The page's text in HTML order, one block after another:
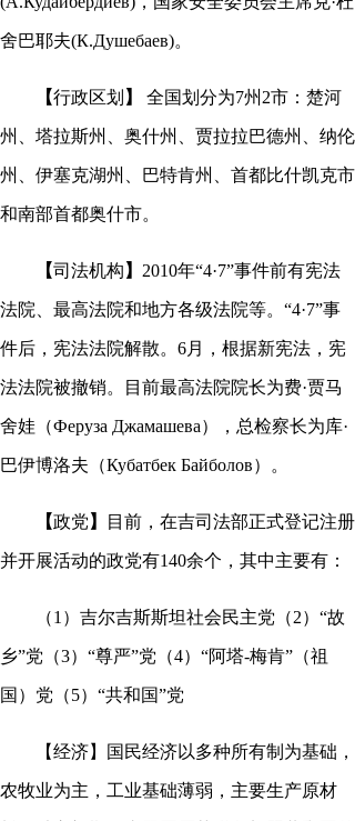
舍巴耶夫(К.Душебаев)。
【行政区划 】 全国划分为7州2市：楚河
州、塔拉斯州、奥什州、贾拉拉巴德州、纳伦
州、伊塞克湖州、巴特肯州、首都比什凯克市
和南部首都奥什市。
【司法机构 】 2010年“4·7”事件前有宪法
法院、最高法院和地方各级法院等。“4·7”事
件后，宪法法院解散。6月，根据新宪法，宪
法法院被撤销。目前最高法院院长为费·贾马
舍娃（Феруза Джамашева），总检察长为库·
巴伊博洛夫（Кубатбек Байболов）。
【政党 】 目前，在吉司法部正式登记注册
并开展活动的政党有140余个，其中主要有：
（1）吉尔吉斯斯坦社会民主党（2）“故
乡”党（3）“尊严”党（4）“阿塔-梅肯”（祖
国）党（5）“共和国”党
【经济】国民经济以多种所有制为基础，
农牧业为主，工业基础薄弱，主要生产原材